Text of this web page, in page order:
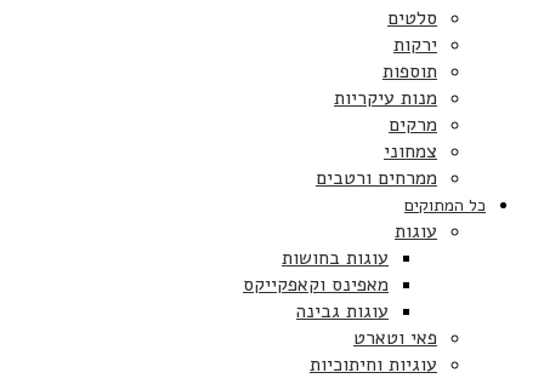
סלטים
ירקות
תוספות
מנות עיקריות
מרקים
צמחוני
ממרחים ורטבים
כל המתוקים
עוגות
עוגות בחושות
מאפינס וקאפקייקס
עוגות גבינה
פאי וטארט
עוגיות וחיתוכיות